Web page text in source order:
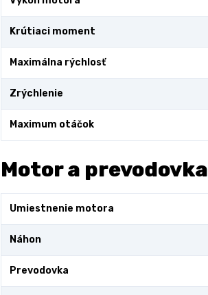
Krútiaci moment
Maximálna rýchlosť
Zrýchlenie
Maximum otáčok
Motor a prevodovka
Umiestnenie motora
Náhon
Prevodovka